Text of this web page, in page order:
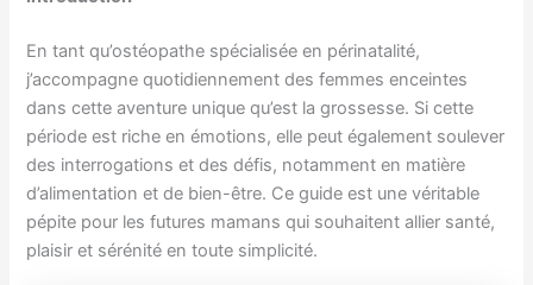
En tant qu’ostéopathe spécialisée en périnatalité,
j’accompagne quotidiennement des femmes enceintes
dans cette aventure unique qu’est la grossesse. Si cette
période est riche en émotions, elle peut également soulever
des interrogations et des défis, notamment en matière
d’alimentation et de bien-être. Ce guide est une véritable
pépite pour les futures mamans qui souhaitent allier santé,
plaisir et sérénité en toute simplicité.